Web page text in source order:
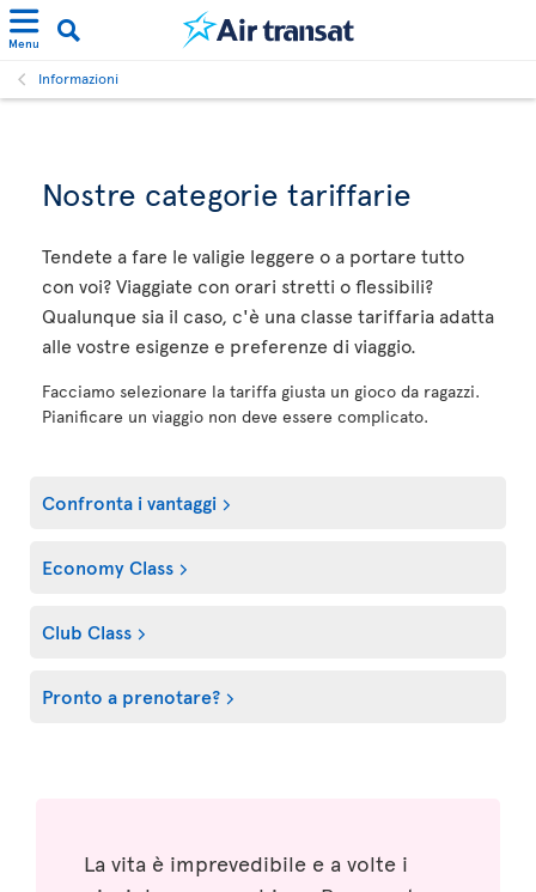
Menu
Informazioni
Nostre categorie tariffarie
Tendete a fare le valigie leggere o a portare tutto
con voi? Viaggiate con orari stretti o flessibili?
Qualunque sia il caso, c'è una classe tariffaria adatta
alle vostre esigenze e preferenze di viaggio.
Facciamo selezionare la tariffa giusta un gioco da ragazzi.
Pianificare un viaggio non deve essere complicato.
Confronta i vantaggi
Economy Class
Club Class
Pronto a prenotare?
La vita è imprevedibile e a volte i